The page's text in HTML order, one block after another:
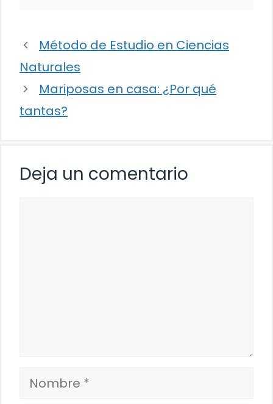
Método de Estudio en Ciencias
Naturales
Mariposas en casa: ¿Por qué
tantas?
Deja un comentario
Nombre